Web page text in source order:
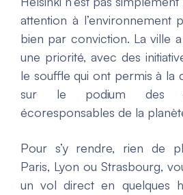
attention à l’environnement
bien par conviction. La ville
une priorité, avec des
le souffle qui ont permis à la
sur le podium des
écoresponsables de la
Pour s’y rendre, rien de
Paris, Lyon ou Strasbourg,
un vol direct en quelques